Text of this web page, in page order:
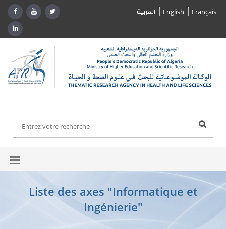
العربية English Français
Liste des axes "Informatique et
Ingénierie"